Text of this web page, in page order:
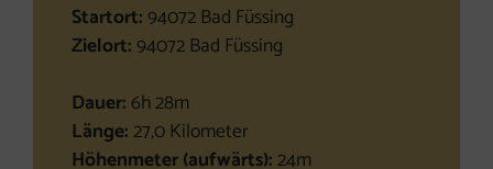
Startort: 94072 Bad Füssing
Zielort: 94072 Bad Füssing
Dauer: 6h 28m
Länge:27,0 Kilometer
Höhenmeter (aufwärts):24m